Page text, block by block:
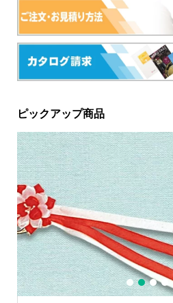
ピックアップ商品
フルカラー楯
1 2 3 4